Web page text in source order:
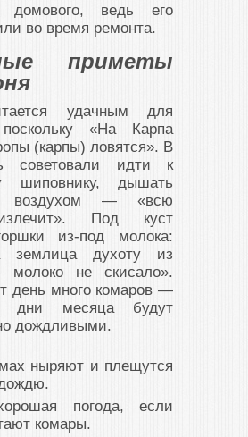
домового, ведь его
во время ремонта.
приметы
удачным для
«На Карпа
(карпы) ловятся». В
советовали идти к
шиповнику, дышать
воздухом — «всю
Под куст
из-под молока:
землица духоту из
молоко не скисало».
день много комаров —
дни месяца будут
дождливыми.
ныряют и плещутся
погода, если
комары.